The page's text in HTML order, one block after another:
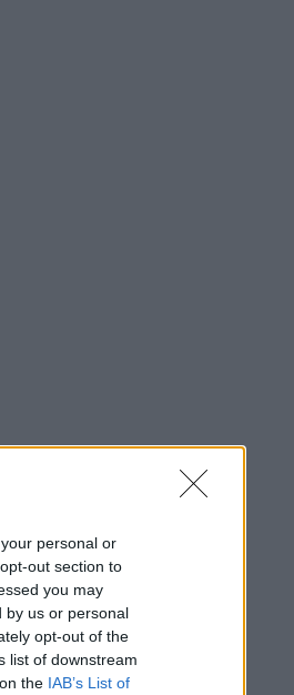
personal or
out section to
you may
by us or personal
opt-out of the
list of downstream
the IAB’s List of